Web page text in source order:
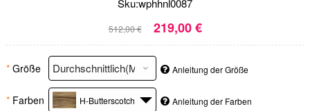
512,00 € 219,00 €
* Größe Anleitung der Größe
* Farben H-Butterscotch Anleitung der Farben